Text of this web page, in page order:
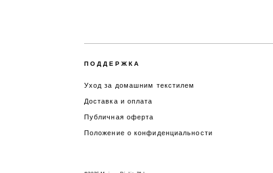
ПОДДЕРЖКА
Уход за домашним текстилем
Доставка и оплата
Публичная оферта
Положение о конфиденциальности